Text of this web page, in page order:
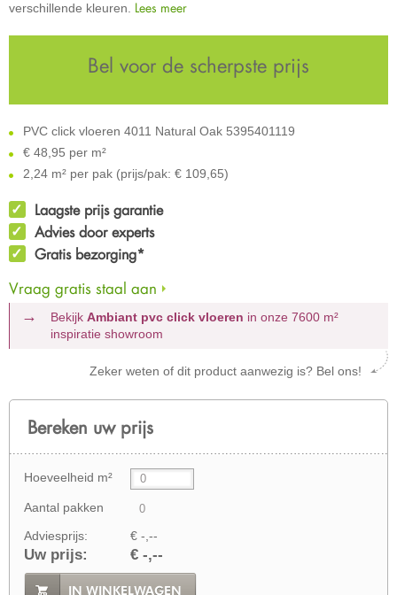
verschillende kleuren. Lees meer
Bel voor de scherpste prijs
PVC click vloeren 4011 Natural Oak 5395401119
€ 48,95 per m²
2,24 m² per pak (prijs/pak: € 109,65)
Laagste prijs garantie
Advies door experts
Gratis bezorging*
Vraag gratis staal aan
Bekijk Ambiant pvc click vloeren in onze 7600 m²
inspiratie showroom
Zeker weten of dit product aanwezig is? Bel ons!
Bereken uw prijs
Hoeveelheid m²
Aantal pakken
Adviesprijs: € -,--
Uw prijs: € -,--
IN WINKELWAGEN